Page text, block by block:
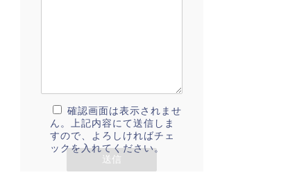
確認画面は表示されませ
ん。上記内容にて送信しま
すので、よろしければチェ
ックを入れてください。